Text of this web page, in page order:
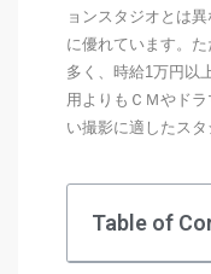
ョンスタジオとは
に優れています。
多く、時給1万円以
用よりもＣＭやド
い撮影に適したスタ
Table of